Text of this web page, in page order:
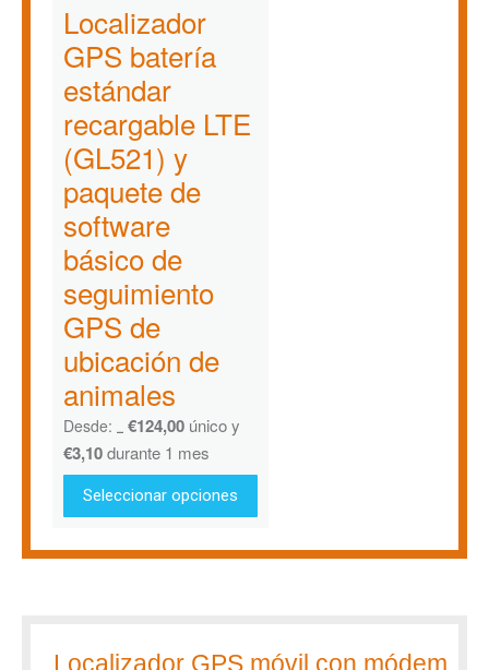
Localizador
GPS batería
estándar
recargable LTE
(GL521) y
paquete de
software
básico de
seguimiento
GPS de
ubicación de
animales
Desde: €124,00 único y
€3,10durante 1 mes
Seleccionar opciones
Localizador GPS móvil con módem